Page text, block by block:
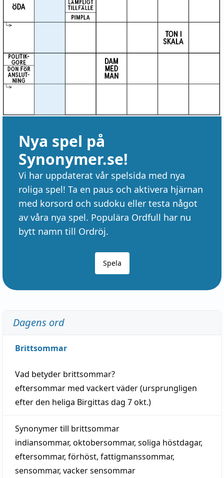
Nya spel på
Synonymer.se!
Vi har uppdaterat vår spelsida med nya
roliga spel! Ta en paus och aktivera hjärnan
med korsord och sudoku eller testa något
av våra nya spel. Populära Ordfull har nu
bytt namn till Ordröj.
Spela
Dagens ord
Brittsommar
Vad betyder brittsommar?
eftersommar med vackertväder(ursprungligen
efter den heliga Birgittas dag 7 okt.)
Synonymer till brittsommar
indiansommar, oktobersommar, soliga höstdagar,
eftersommar, förhöst, fattigmanssommar,
sensommar, vacker sensommar